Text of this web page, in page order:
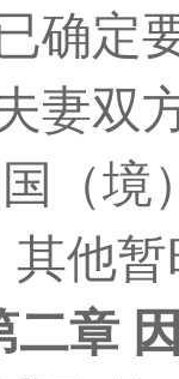
确定
妻双
（境
其他
二章